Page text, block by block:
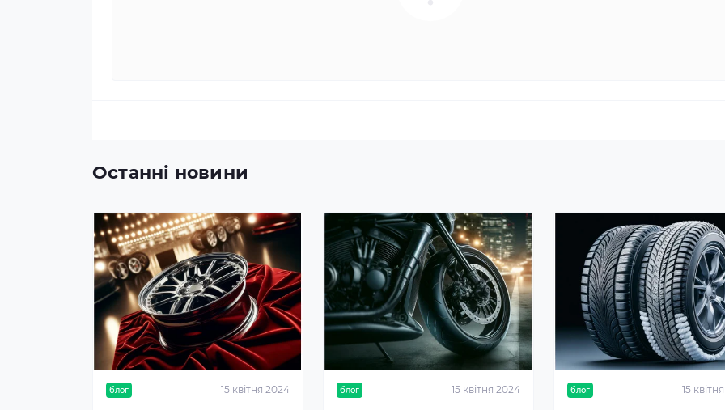
Останні новини
блог 15 квітня 2024 блог 15 квітня 2024 блог 15